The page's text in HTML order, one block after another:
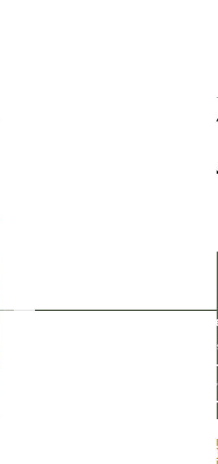
Naanbrød –
UUNDVÆRLIGT OG NEMT
Gå direkte til